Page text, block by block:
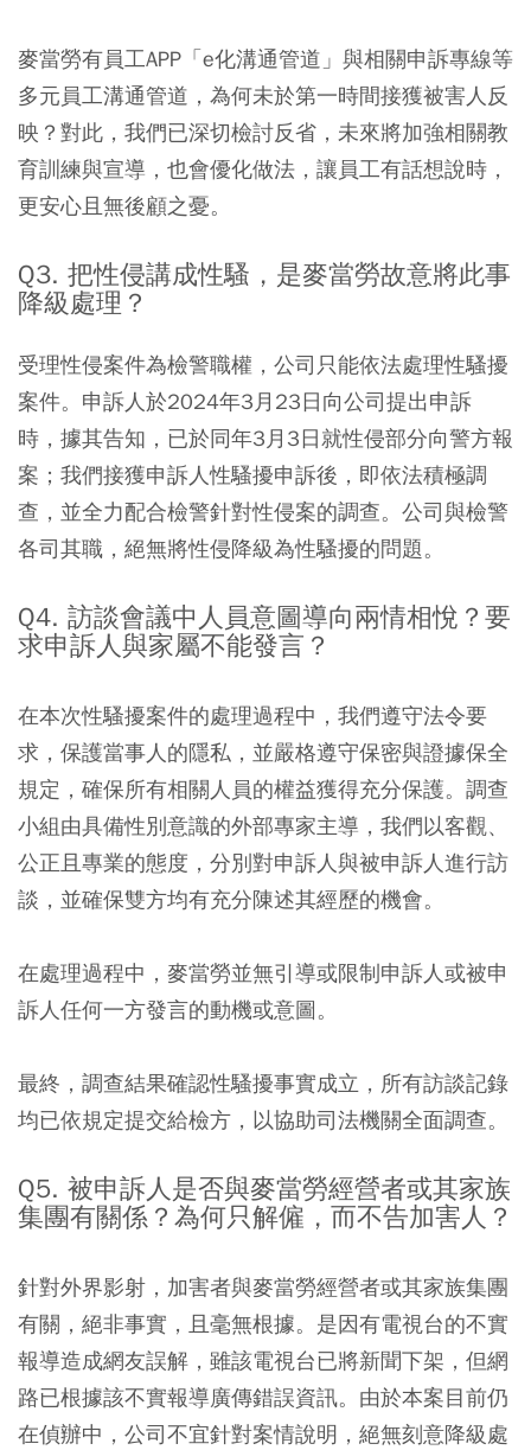
麥當勞有員工APP「e化溝通管道」與相關申訴專線等
多元員工溝通管道，為何未於第一時間接獲被害人反
映？對此，我們已深切檢討反省，未來將加強相關教
育訓練與宣導，也會優化做法，讓員工有話想說時，
更安心且無後顧之憂。
Q3. 把性侵講成性騷，是麥當勞故意將此事
降級處理？
受理性侵案件為檢警職權，公司只能依法處理性騷擾
案件。申訴人於2024年3月23日向公司提出申訴
時，據其告知，已於同年3月3日就性侵部分向警方報
案；我們接獲申訴人性騷擾申訴後，即依法積極調
查，並全力配合檢警針對性侵案的調查。公司與檢警
各司其職，絕無將性侵降級為性騷擾的問題。
Q4. 訪談會議中人員意圖導向兩情相悅？要
求申訴人與家屬不能發言？
在本次性騷擾案件的處理過程中，我們遵守法令要
求，保護當事人的隱私，並嚴格遵守保密與證據保全
規定，確保所有相關人員的權益獲得充分保護。調查
小組由具備性別意識的外部專家主導，我們以客觀、
公正且專業的態度，分別對申訴人與被申訴人進行訪
談，並確保雙方均有充分陳述其經歷的機會。
在處理過程中，麥當勞並無引導或限制申訴人或被申
訴人任何一方發言的動機或意圖。
最終，調查結果確認性騷擾事實成立，所有訪談記錄
均已依規定提交給檢方，以協助司法機關全面調查。
Q5. 被申訴人是否與麥當勞經營者或其家族
集團有關係？為何只解僱，而不告加害人？
針對外界影射，加害者與麥當勞經營者或其家族集團
有關，絕非事實，且毫無根據。是因有電視台的不實
報導造成網友誤解，雖該電視台已將新聞下架，但網
路已根據該不實報導廣傳錯誤資訊。由於本案目前仍
在偵辦中，公司不宜針對案情說明，絕無刻意降級處